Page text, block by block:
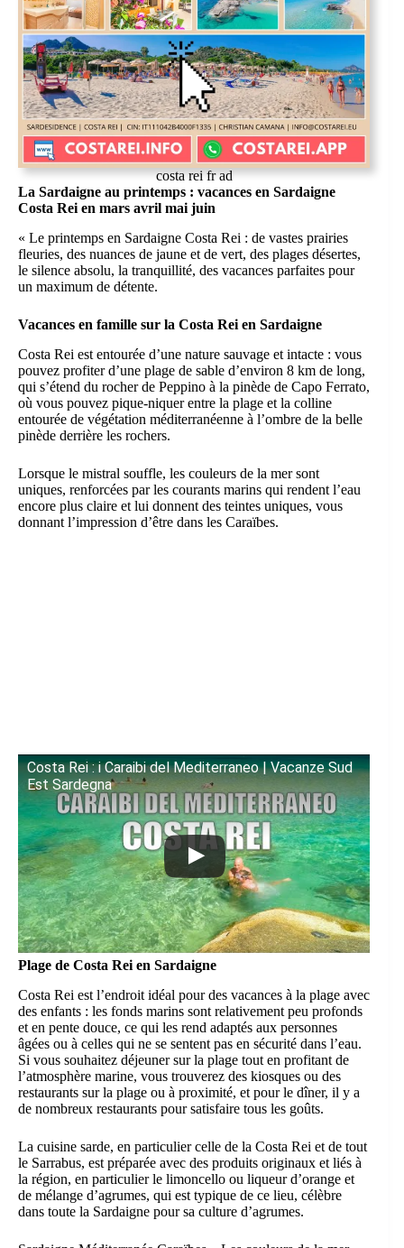
costa rei fr ad
La Sardaigne au printemps : vacances en Sardaigne
Costa Rei en mars avril mai juin
« Le printemps en Sardaigne Costa Rei : de vastes prairies
fleuries, des nuances de jaune et de vert, des plages désertes,
le silence absolu, la tranquillité, des vacances parfaites pour
un maximum de détente.
Vacances en famille sur la Costa Rei en Sardaigne
Costa Rei est entourée d’une nature sauvage et intacte : vous
pouvez profiter d’une plage de sable d’environ 8 km de long,
qui s’étend du rocher de Peppino à la pinède de Capo Ferrato,
où vous pouvez pique-niquer entre la plage et la colline
entourée de végétation méditerranéenne à l’ombre de la belle
pinède derrière les rochers.
Lorsque le mistral souffle, les couleurs de la mer sont
uniques, renforcées par les courants marins qui rendent l’eau
encore plus claire et lui donnent des teintes uniques, vous
donnant l’impression d’être dans les Caraïbes.
Costa Rei : i Caraibi del Mediterraneo | Vacanze Sud
Est Sardegna
Plage de Costa Rei en Sardaigne
Costa Rei est l’endroit idéal pour des vacances à la plage avec
des enfants : les fonds marins sont relativement peu profonds
et en pente douce, ce qui les rend adaptés aux personnes
âgées ou à celles qui ne se sentent pas en sécurité dans l’eau.
Si vous souhaitez déjeuner sur la plage tout en profitant de
l’atmosphère marine, vous trouverez des kiosques ou des
restaurants sur la plage ou à proximité, et pour le dîner, il y a
de nombreux restaurants pour satisfaire tous les goûts.
La cuisine sarde, en particulier celle de la Costa Rei et de tout
le Sarrabus, est préparée avec des produits originaux et liés à
la région, en particulier le limoncello ou liqueur d’orange et
de mélange d’agrumes, qui est typique de ce lieu, célèbre
dans toute la Sardaigne pour sa culture d’agrumes.